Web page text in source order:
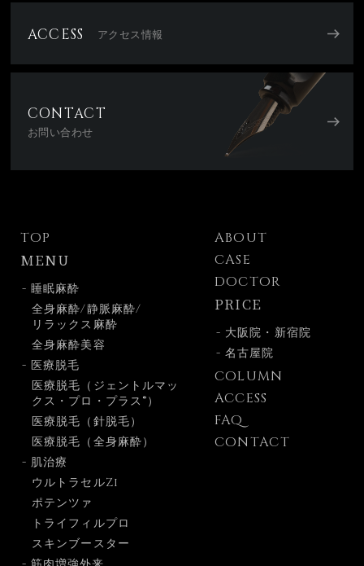
ACCESS アクセス情報
CONTACT
お問い合わせ
TOP
MENU
- 睡眠麻酔
全身麻酔/静脈麻酔/
リラックス麻酔
全身麻酔美容
- 医療脱毛
医療脱毛（ジェントルマッ
クス・プロ・プラス®）
医療脱毛（針脱毛）
医療脱毛（全身麻酔）
- 肌治療
ウルトラセルZi
ポテンツァ
トライフィルプロ
スキンブースター
ABOUT
CASE
DOCTOR
PRICE
- 大阪院・新宿院
- 名古屋院
COLUMN
ACCESS
FAQ
CONTACT